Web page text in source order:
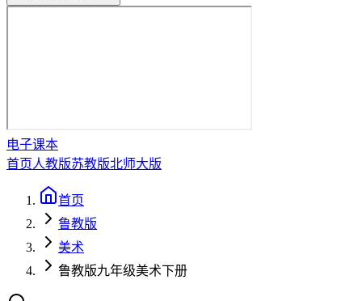
电子课本
首页人教版苏教版北师大版
首页
鲁教版
美术
鲁教版九年级美术下册